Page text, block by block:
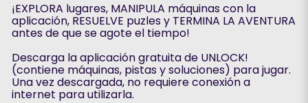
¡EXPLORA lugares, MANIPULA máquinas con la
aplicación, RESUELVE puzles y TERMINA LA AVENTURA
antes de que se agote el tiempo!
Descarga la aplicación gratuita de UNLOCK!
(contiene máquinas, pistas y soluciones) para jugar.
Una vez descargada, no requiere conexión a
internet para utilizarla.